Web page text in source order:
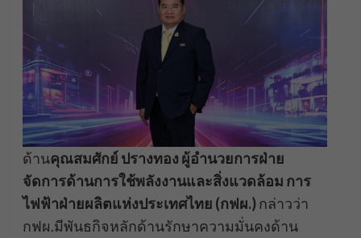
ด้านคุณสมศักย์ ปรางทอง ผู้อำนวยการฝ่าย
จัดการด้านการใช้พลังงานและสิ่งแวดล้อม การ
ไฟฟ้าฝ่ายผลิตแห่งประเทศไทย (กฟผ.) กล่าวว่า
กฟผ.มีพันธกิจหลักด้านรักษาความมั่นคงด้าน